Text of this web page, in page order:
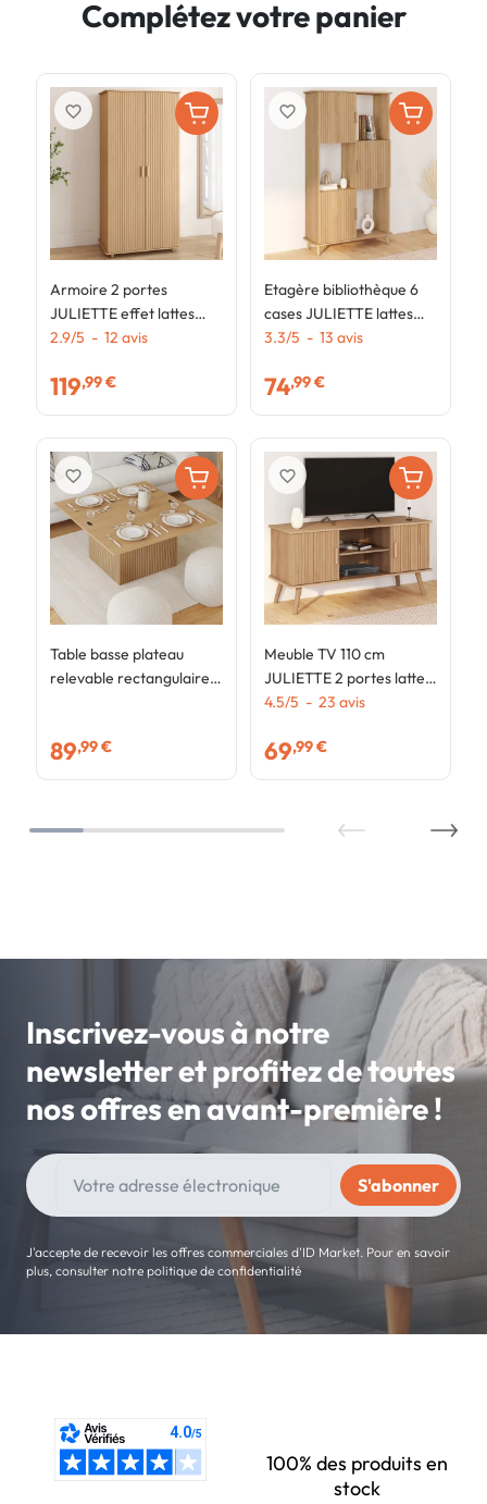
Complétez votre panier
Armoire 2 portes
JULIETTE effet lattes
tasseau bois coloris
avec étagères
2.9/5 - 12 avis
119,99 €
favorite_border
Table basse plateau
relevable rectangulaire
cm effet lattes tasseau
89,99 €
favorite_border
Etagère bibliothèque 6
cases JULIETTE lattes
tasseau bois coloris
3.3/5 - 13 avis
74,99 €
favorite_border
Meuble TV 110 cm
JULIETTE 2 portes lattes
tasseau bois coloris
4.5/5 - 23 avis
69,99 €
favorite_border
Inscrivez-vous à notre
newsletter et profitez de toutes
nos offres en avant-première !
J'accepte de recevoir les offres commerciales d'ID Market. Pour en savoir
plus, consulter notre politique de confidentialité
100% des produits en
stock